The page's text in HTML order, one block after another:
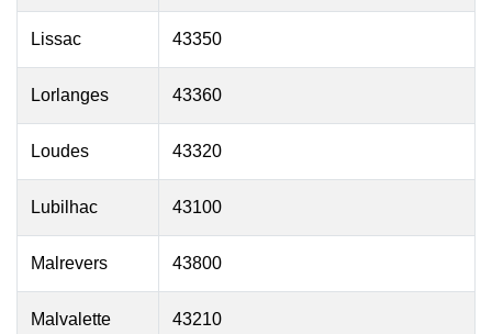
Lissac 43350
Lorlanges 43360
Loudes 43320
Lubilhac 43100
Malrevers 43800
Malvalette 43210